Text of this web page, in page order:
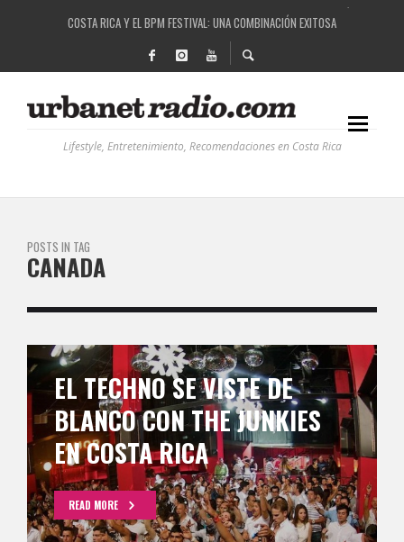
COSTA RICA Y EL BPM FESTIVAL: UNA COMBINACIÓN EXITOSA
RUTAS NATURBANAS: EL PROYECTO QUE ESTÁ TRANSFORMANDO LA CALIDAD DE
LA HISTORIA DETRÁS DE LA MÚSICA ELECTRÓNICA: BBC RADIOPHONIC WORKSHOP
Lifestyle, Entretenimiento, Recomendaciones en Costa Rica
POSTS IN TAG
CANADA
EL TECHNO SE VISTE DE
BLANCO CON THE JUNKIES
EN COSTA RICA
READ MORE